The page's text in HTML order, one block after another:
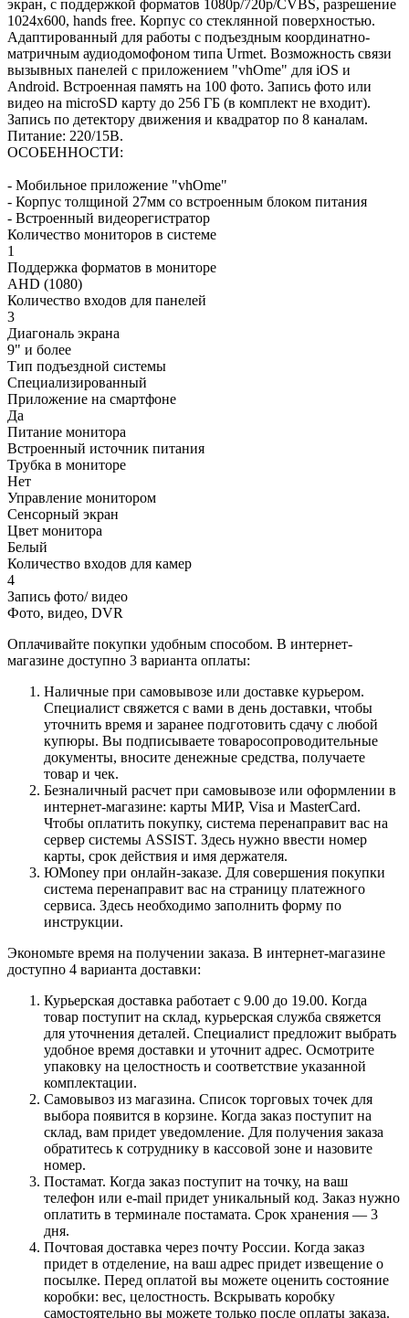
экран, с поддержкой форматов 1080р/720p/CVBS, разрешение
1024x600, hands free. Корпус со стеклянной поверхностью.
Адаптированный для работы с подъездным координатно-
матричным аудиодомофоном типа Urmet. Возможность связи
вызывных панелей с приложением "vhOme" для iOS и
Android. Встроенная память на 100 фото. Запись фото или
видео на microSD карту до 256 ГБ (в комплект не входит).
Запись по детектору движения и квадратор по 8 каналам.
Питание: 220/15В.
ОСОБЕННОСТИ:
- Мобильное приложение "vhOme"
- Корпус толщиной 27мм со встроенным блоком питания
- Встроенный видеорегистратор
Количество мониторов в системе
1
Поддержка форматов в мониторе
AHD (1080)
Количество входов для панелей
3
Диагональ экрана
9" и более
Тип подъездной системы
Специализированный
Приложение на смартфоне
Да
Питание монитора
Встроенный источник питания
Трубка в мониторе
Нет
Управление монитором
Сенсорный экран
Цвет монитора
Белый
Количество входов для камер
4
Запись фото/ видео
Фото, видео, DVR
Оплачивайте покупки удобным способом. В интернет-
магазине доступно 3 варианта оплаты:
Наличные при самовывозе или доставке курьером.
Специалист свяжется с вами в день доставки, чтобы
уточнить время и заранее подготовить сдачу с любой
купюры. Вы подписываете товаросопроводительные
документы, вносите денежные средства, получаете
товар и чек.
Безналичный расчет при самовывозе или оформлении в
интернет-магазине: карты МИР, Visa и MasterCard.
Чтобы оплатить покупку, система перенаправит вас на
сервер системы ASSIST. Здесь нужно ввести номер
карты, срок действия и имя держателя.
ЮMoney при онлайн-заказе. Для совершения покупки
система перенаправит вас на страницу платежного
сервиса. Здесь необходимо заполнить форму по
инструкции.
Экономьте время на получении заказа. В интернет-магазине
доступно 4 варианта доставки:
Курьерская доставка работает с 9.00 до 19.00. Когда
товар поступит на склад, курьерская служба свяжется
для уточнения деталей. Специалист предложит выбрать
удобное время доставки и уточнит адрес. Осмотрите
упаковку на целостность и соответствие указанной
комплектации.
Самовывоз из магазина. Список торговых точек для
выбора появится в корзине. Когда заказ поступит на
склад, вам придет уведомление. Для получения заказа
обратитесь к сотруднику в кассовой зоне и назовите
номер.
Постамат. Когда заказ поступит на точку, на ваш
телефон или e-mail придет уникальный код. Заказ нужно
оплатить в терминале постамата. Срок хранения — 3
дня.
Почтовая доставка через почту России. Когда заказ
придет в отделение, на ваш адрес придет извещение о
посылке. Перед оплатой вы можете оценить состояние
коробки: вес, целостность. Вскрывать коробку
самостоятельно вы можете только после оплаты заказа.